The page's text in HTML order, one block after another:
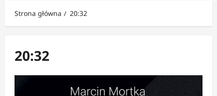
Strona główna 20:32
20:32